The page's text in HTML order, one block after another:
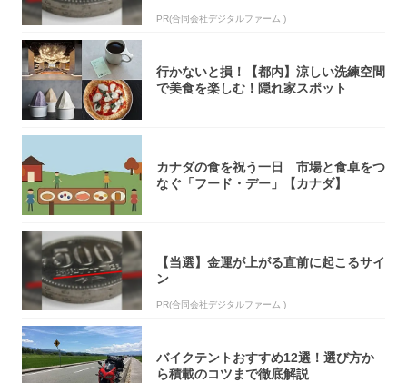
PR(合同会社デジタルファーム )
行かないと損！【都内】涼しい洗練空間
で美食を楽しむ！隠れ家スポット
カナダの食を祝う一日 市場と食卓をつ
なぐ「フード・デー」【カナダ】
【当選】金運が上がる直前に起こるサイ
ン
PR(合同会社デジタルファーム )
バイクテントおすすめ12選！選び方か
ら積載のコツまで徹底解説